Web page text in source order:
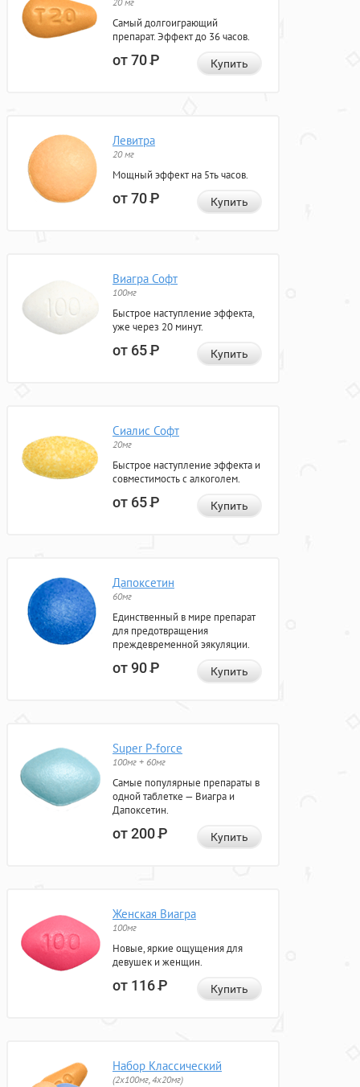
Самый долгоиграющий
препарат. Эффект до 36 часов.
от 70Р Купить
Левитра
20 мг
Мощный эффект на 5ть часов.
от 70Р Купить
Виагра Софт
100мг
Быстрое наступление эффекта,
уже через 20 минут.
от 65Р Купить
Сиалис Софт
20мг
Быстрое наступление эффекта и
совместимость с алкоголем.
от 65Р Купить
Дапоксетин
60мг
Единственный в мире препарат
для предотвращения
преждевременной эякуляции.
от 90Р Купить
Super P-force
100мг + 60мг
Самые популярные препараты в
одной таблетке — Виагра и
Дапоксетин.
от 200Р Купить
Женская Виагра
100мг
Новые, яркие ощущения для
девушек и женщин.
от 116Р Купить
Набор Классический
(2x100мг, 4x20мг)